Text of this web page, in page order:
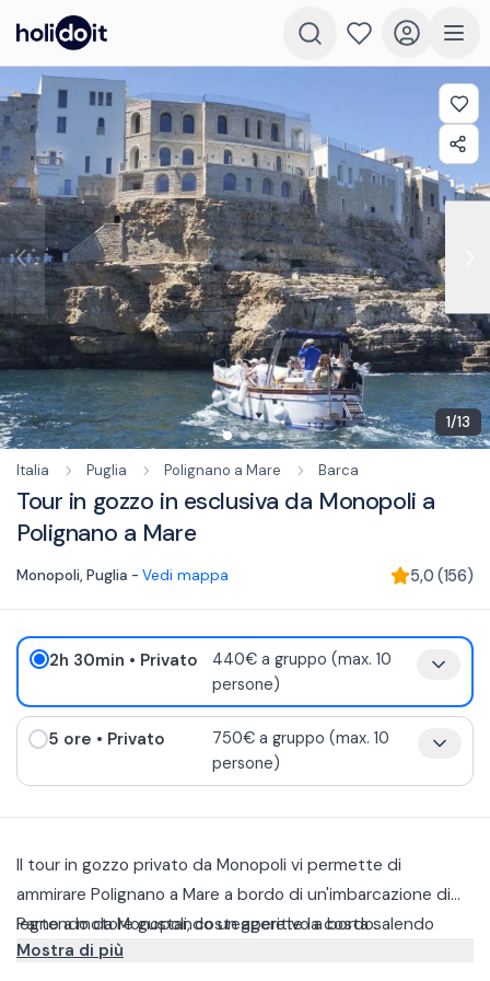
1/13
Italia Puglia Polignano a Mare Barca
Tour in gozzo in esclusiva da Monopoli a
Polignano a Mare
Monopoli, Puglia - Vedi mappa 5,0 (156)
2h 30min • Privato
440€ a gruppo (max. 10
persone)
5 ore • Privato
750€ a gruppo (max. 10
persone)
Il tour in gozzo privato da Monopoli vi permette di
ammirare Polignano a Mare a bordo di un'imbarcazione di
legno a motore gustando un aperitivo a bordo.
Partendo da Monopoli, costeggerete la costa salendo
verso Polignano a Mare e una volta arrivati potrete:
Mostra di più